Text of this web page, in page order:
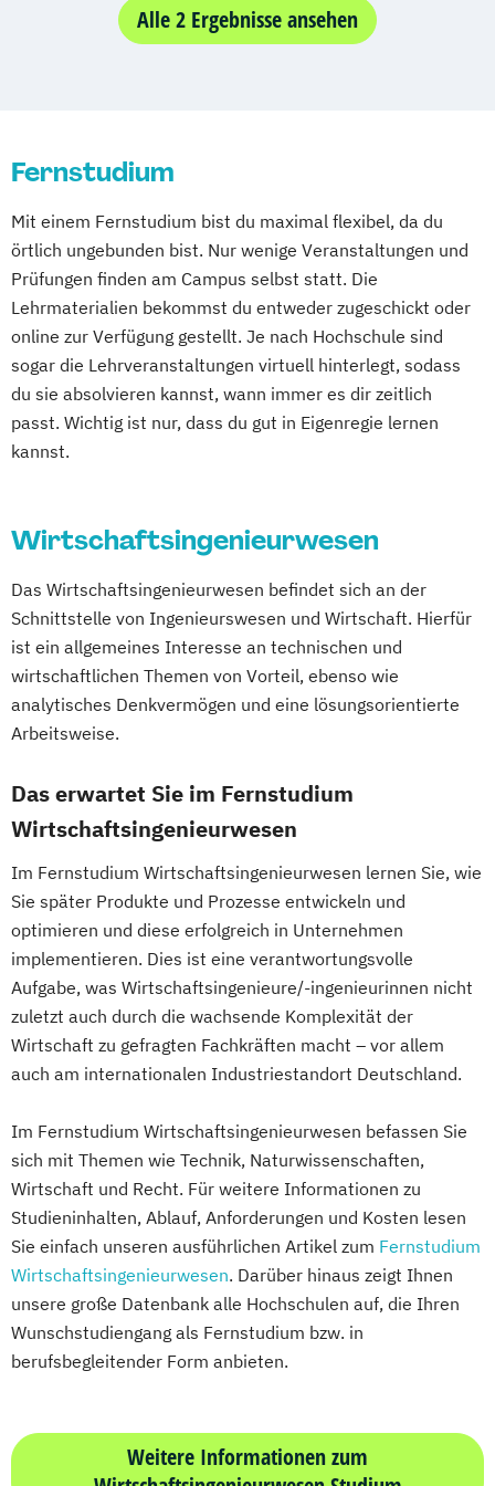
Gesundheitsmanagement
Heilpädagogik
Human Resource Psychologie
Psychologie
Soziale Arbeit (einphasig) (B.A.)
Soziale Arbeit (zweiphasig)
Sozialmanagement
Sozialpädagogik (einphasig) (B.A.)
Sozialpädagogik (zweiphasig) (B.A.)
Tourismus- und Eventmanagement
Unternehmensrecht
Vertriebspsychologie
Wirtschaftspsychologie Wirtschaftsrecht
Hoyerswerda Magdeburg
Ostfildern
Design & Leadership Digital Management
Frühpädagogik - Leitung und Management
Kindheitspädagogik
Medical Fitness & Athletic Management
Medizinalfachberufe
Naturheilkunde und komplementäre
Heilverfahren
Pharmamanagement und
Pharmaproduktion
Physiotherapie Psychologie
Technische Redaktion und
Tourismusmanagement
Wirtschaftsinformatik
Wirtschaftsinformatik - Schwerpunkt E-
Business
Wirtschaftsingenieurwesen
Wirtschaftsrecht mit internationalen
Aspekten
Alle 2 Ergebnisse ansehen
Fernstudium
Mit einem Fernstudium bist du maximal flexibel, da du
örtlich ungebunden bist. Nur wenige Veranstaltungen und
Prüfungen finden am Campus selbst statt. Die
Lehrmaterialien bekommst du entweder zugeschickt oder
online zur Verfügung gestellt. Je nach Hochschule sind
sogar die Lehrveranstaltungen virtuell hinterlegt, sodass
du sie absolvieren kannst, wann immer es dir zeitlich
passt. Wichtig ist nur, dass du gut in Eigenregie lernen
kannst.
Wirtschaftsingenieurwesen
Das Wirtschaftsingenieurwesen befindet sich an der
Schnittstelle von Ingenieurswesen und Wirtschaft. Hierfür
ist ein allgemeines Interesse an technischen und
wirtschaftlichen Themen von Vorteil, ebenso wie
analytisches Denkvermögen und eine lösungsorientierte
Arbeitsweise.
Das erwartet Sie im Fernstudium
Wirtschaftsingenieurwesen
Im Fernstudium Wirtschaftsingenieurwesen lernen Sie, wie
Sie später Produkte und Prozesse entwickeln und
optimieren und diese erfolgreich in Unternehmen
implementieren. Dies ist eine verantwortungsvolle
Aufgabe, was Wirtschaftsingenieure/-ingenieurinnen nicht
zuletzt auch durch die wachsende Komplexität der
Wirtschaft zu gefragten Fachkräften macht – vor allem
auch am internationalen Industriestandort Deutschland.
Im Fernstudium Wirtschaftsingenieurwesen befassen Sie
sich mit Themen wie Technik, Naturwissenschaften,
Wirtschaft und Recht. Für weitere Informationen zu
Studieninhalten, Ablauf, Anforderungen und Kosten lesen
Sie einfach unseren ausführlichen Artikel zum Fernstudium
Wirtschaftsingenieurwesen. Darüber hinaus zeigt Ihnen
unsere große Datenbank alle Hochschulen auf, die Ihren
Wunschstudiengang als Fernstudium bzw. in
berufsbegleitender Form anbieten.
Weitere Informationen zum